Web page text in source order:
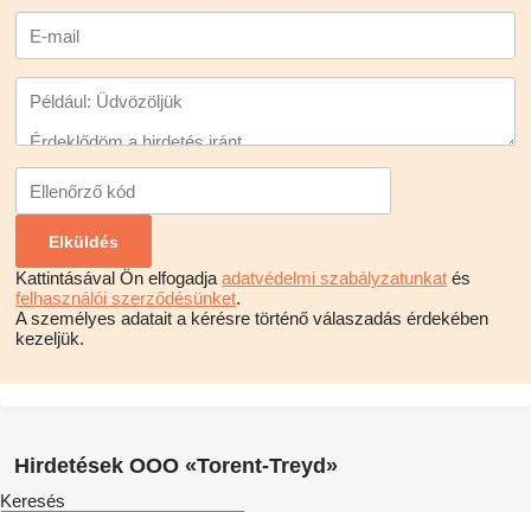
Kattintásával Ön elfogadja adatvédelmi szabályzatunkat és
felhasználói szerződésünket.
A személyes adatait a kérésre történő válaszadás érdekében
kezeljük.
Hirdetések OOO «Torent-Treyd»
Keresés